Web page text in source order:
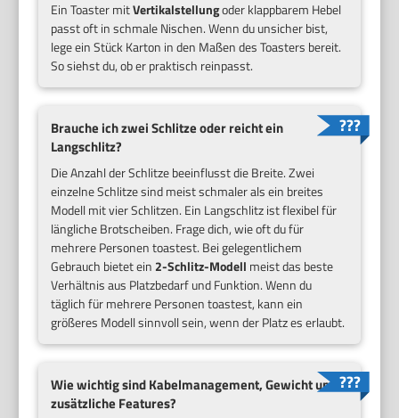
Ein Toaster mitVertikalstellungoder klappbarem Hebel
passt oft in schmale Nischen. Wenn du unsicher bist,
lege ein Stück Karton in den Maßen des Toasters bereit.
So siehst du, ob er praktisch reinpasst.
Brauche ich zwei Schlitze oder reicht ein
Langschlitz?
Die Anzahl der Schlitze beeinflusst die Breite. Zwei
einzelne Schlitze sind meist schmaler als ein breites
Modell mit vier Schlitzen. Ein Langschlitz ist flexibel für
längliche Brotscheiben. Frage dich, wie oft du für
mehrere Personen toastest. Bei gelegentlichem
Gebrauch bietet ein 2-Schlitz-Modell meist das beste
Verhältnis aus Platzbedarf und Funktion. Wenn du
täglich für mehrere Personen toastest, kann ein
größeres Modell sinnvoll sein, wenn der Platz es erlaubt.
Wie wichtig sind Kabelmanagement, Gewicht und
zusätzliche Features?